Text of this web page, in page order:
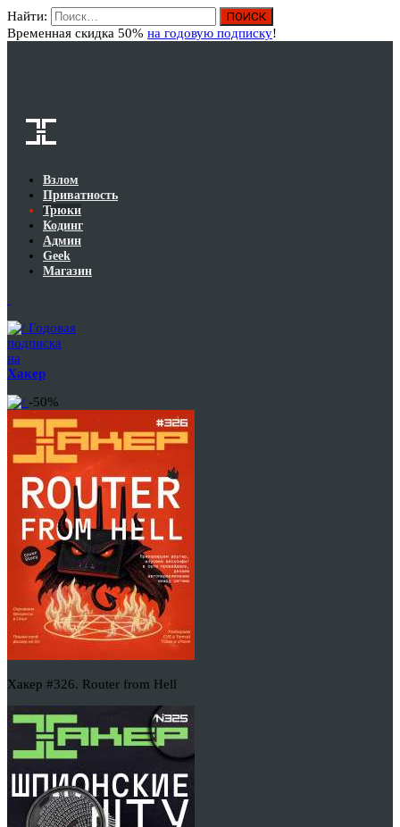
Найти:
Временная скидка 50% на годовую подписку!
Взлом
Приватность
Трюки
Кодинг
Админ
Geek
Магазин
Годовая
подписка
на
Хакер
-50%
Хакер #326. Router from Hell